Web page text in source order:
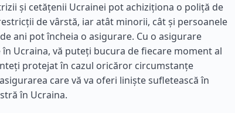
și cetățenii Ucrainei pot achiziționa o poliță de
de vârstă, iar atât minorii, cât și persoanele
ani pot încheia o asigurare. Cu o asigurare
Ucraina, vă puteți bucura de fiecare moment al
protejat în cazul oricăror circumstanțe
care vă va oferi liniște sufletească în
în Ucraina.